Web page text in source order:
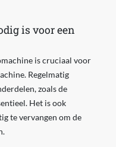
is voor een
is cruciaal voor
Regelmatig
zoals de
Het is ook
te vervangen om de